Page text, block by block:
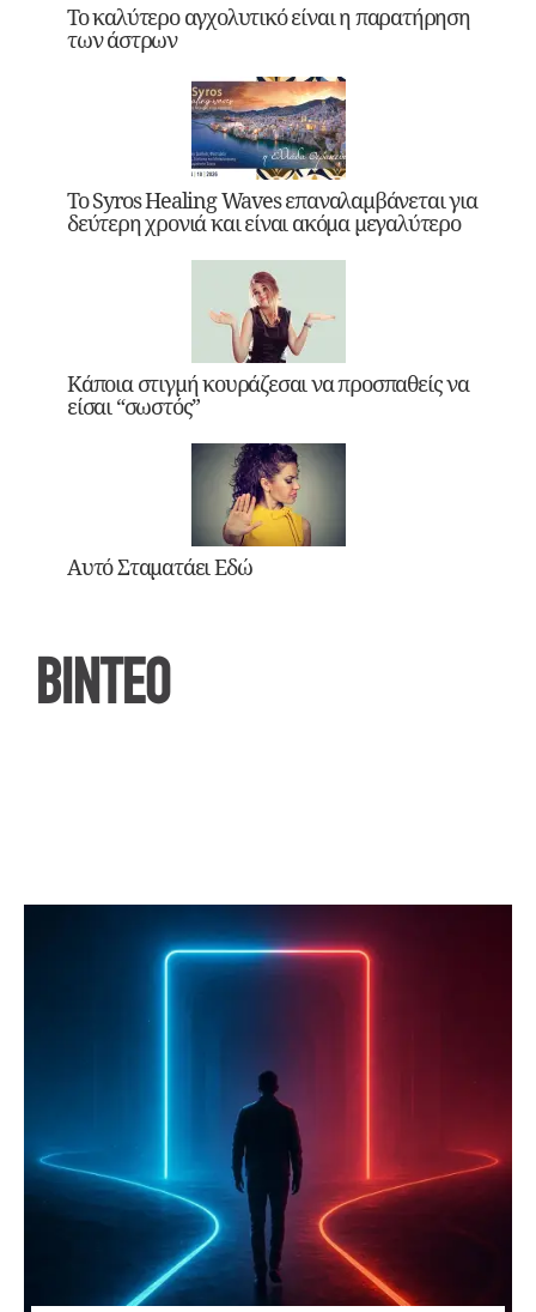
Το καλύτερο αγχολυτικό είναι η παρατήρηση
των άστρων
Το Syros Healing Waves επαναλαμβάνεται για
δεύτερη χρονιά και είναι ακόμα μεγαλύτερο
Κάποια στιγμή κουράζεσαι να προσπαθείς να
είσαι “σωστός”
Αυτό Σταματάει Εδώ
ΒΙΝΤΕΟ